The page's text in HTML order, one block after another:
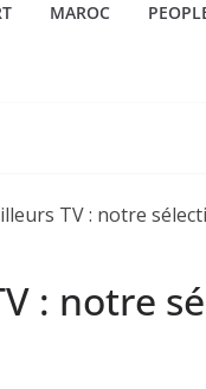
MAROC
: notre